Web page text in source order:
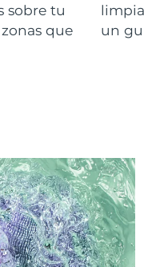
sobre tu
que
un